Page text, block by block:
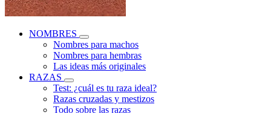
NOMBRES
Nombres para machos
Nombres para hembras
Las ideas más originales
RAZAS
Test: ¿cuál es tu raza ideal?
Razas cruzadas y mestizos
Todo sobre las razas